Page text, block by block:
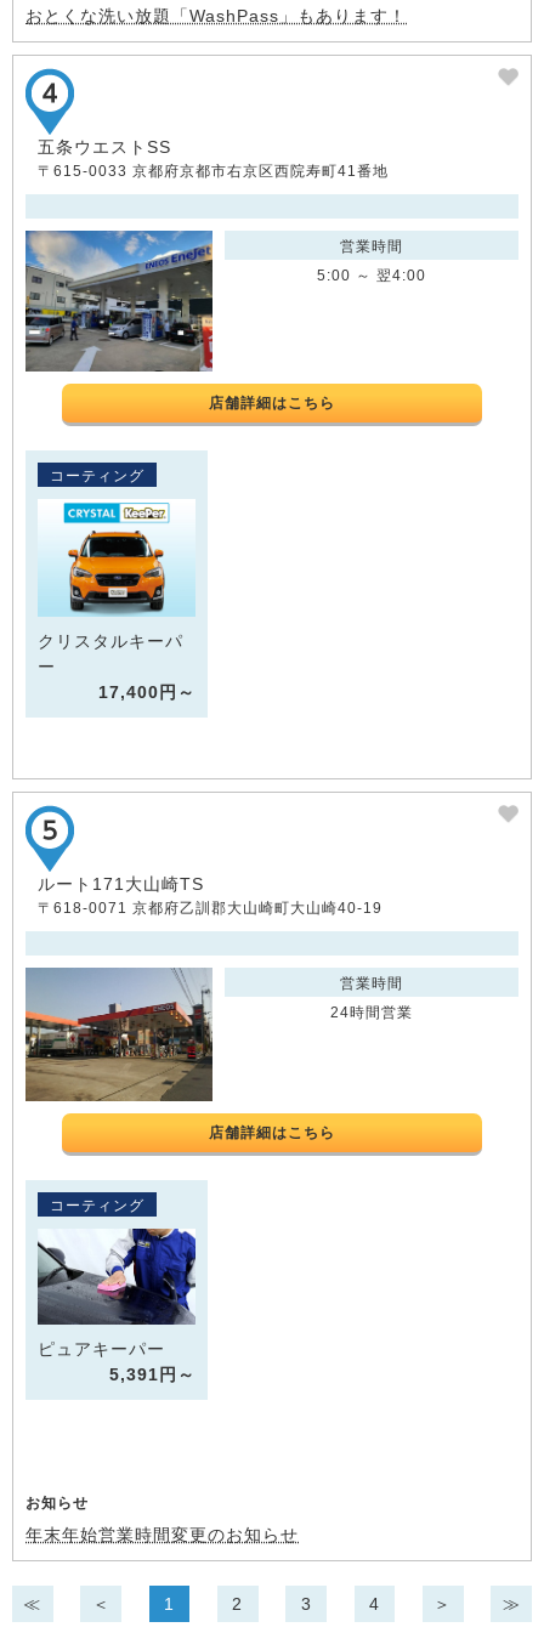
おとくな洗い放題「WashPass」もあります！
五条ウエストSS
〒615-0033 京都府京都市右京区西院寿町41番地
営業時間
5:00 ～ 翌4:00
店舗詳細はこちら
コーティング
クリスタルキーパ
ー
17,400円～
ルート171大山崎TS
〒618-0071 京都府乙訓郡大山崎町大山崎40-19
営業時間
24時間営業
店舗詳細はこちら
コーティング
ピュアキーパー
5,391円～
お知らせ
年末年始営業時間変更のお知らせ
≪ ＜ 1 2 3 4 ＞ ≫